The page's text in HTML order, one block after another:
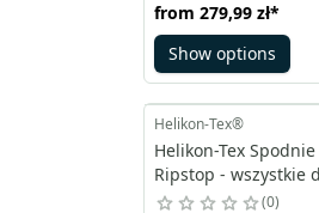
narzędzie
podstawowego
ograniczonej
zurbanizowane lub
doskonały zarówno
treningach
rozpoznawczych.
from 279,99 zł*
Show options
Helikon-Tex®
Helikon-Tex
Ripstop - wszystkie
0